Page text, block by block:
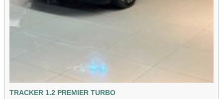
TRACKER 1.2 PREMIER TURBO